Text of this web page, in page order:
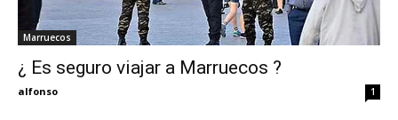
My
Marruecos
¿ Es seguro viajar a Marruecos ?
alfonso 1